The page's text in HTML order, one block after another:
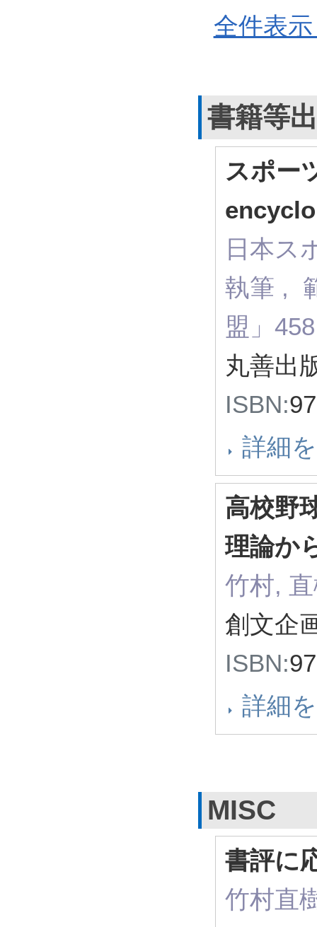
全件表
書籍等
スポー
日本ス
執筆 ,
盟」
丸善出
ISBN:
詳細
高校野
理論か
竹村,
創文企
ISBN:
詳細
MISC
書評に
竹村直